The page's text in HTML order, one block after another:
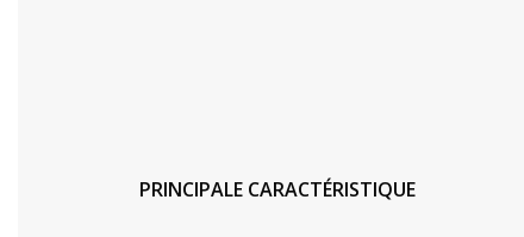
PRINCIPALE CARACTÉRISTIQUE